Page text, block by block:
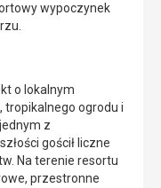
wypoczynek
o lokalnym
ogrodu i
z
gościł liczne
Na terenie resortu
przestronne